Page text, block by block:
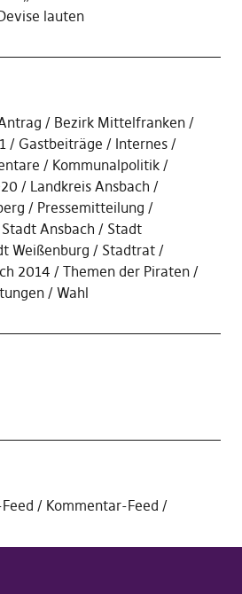
lauten
Bezirk Mittelfranken
Gastbeiträge
Internes
Kommunalpolitik
Landkreis Ansbach
Pressemitteilung
Stadt Ansbach
Stadt
Weißenburg
Stadtrat
2014
Themen der Piraten
Wahl
Kommentar-Feed